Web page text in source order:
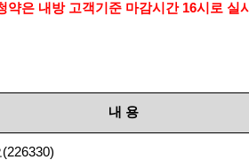
약은 내방 고객기준 마감시간16시로 실
내 용
(226330)